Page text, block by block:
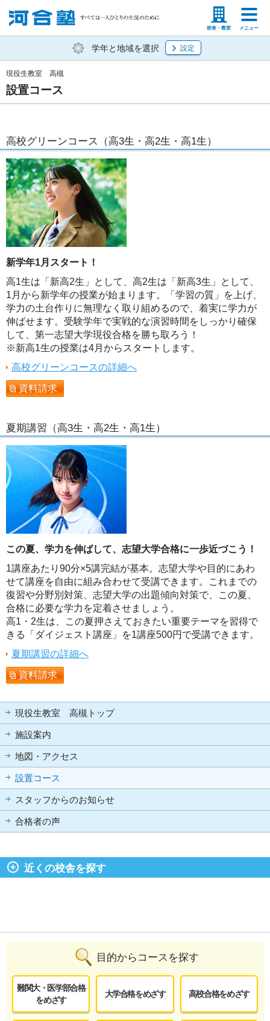
校舎・教室 メニュー
塾生の方 高等学校の先生
学年と地域を選択 設定
設置コース
現役生教室 高槻
高校グリーンコース（高3生・高2生・高1生）
新学年1月スタート！
高1生は「新高2生」として、高2生は「新高3生」として、
1月から新学年の授業が始まります。「学習の質」を上げ、
学力の土台作りに無理なく取り組めるので、着実に学力が
伸ばせます。受験学年で実戦的な演習時間をしっかり確保
して、第一志望大学現役合格を勝ち取ろう！
※新高1生の授業は4月からスタートします。
高校グリーンコースの詳細へ
資料請求
夏期講習（高3生・高2生・高1生）
この夏、学力を伸ばして、志望大学合格に一歩近づこう！
1講座あたり90分×5講完結が基本。志望大学や目的にあわ
せて講座を自由に組み合わせて受講できます。これまでの
復習や分野別対策、志望大学の出題傾向対策で、この夏、
合格に必要な学力を定着させましょう。
高1・2生は、この夏押さえておきたい重要テーマを習得で
きる「ダイジェスト講座」を1講座500円で受講できます。
夏期講習の詳細へ
資料請求
現役生教室 高槻トップ
施設案内
地図・アクセス
設置コース
スタッフからのお知らせ
合格者の声
近くの校舎を探す
目的からコースを探す
難関大・医学部合格
をめざす
大学合格をめざす 高校合格をめざす